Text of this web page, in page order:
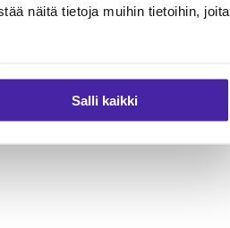
näitä tietoja muihin tietoihin, joita
Salli kaikki